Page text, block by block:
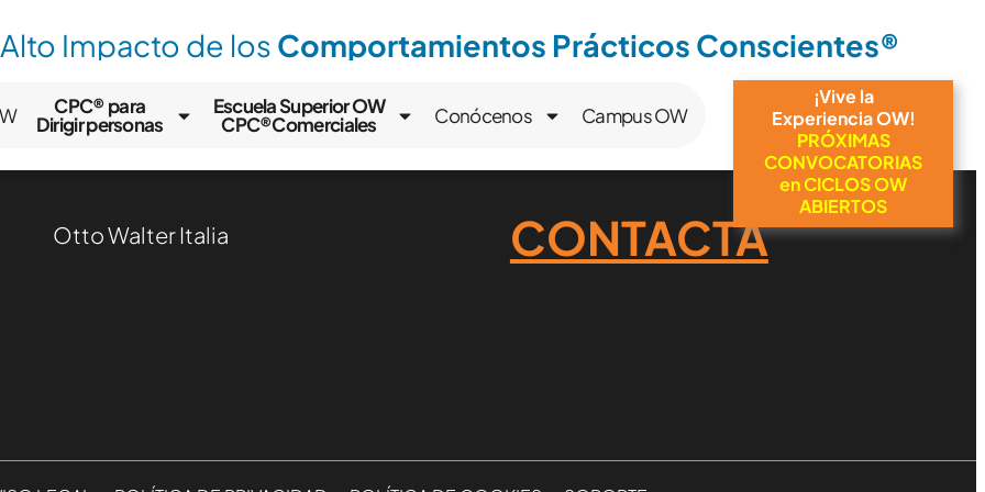
Impacto de los Comportamientos Prácticos Conscientes®
CPC® para
Dirigir personas
Escuela Superior OW
CPC®Comerciales Conócenos Campus OW
¡Vive la
Experiencia OW!
PRÓXIMAS
CONVOCATORIAS
en CICLOS OW
ABIERTOS
Otto Walter Italia CONTACTA